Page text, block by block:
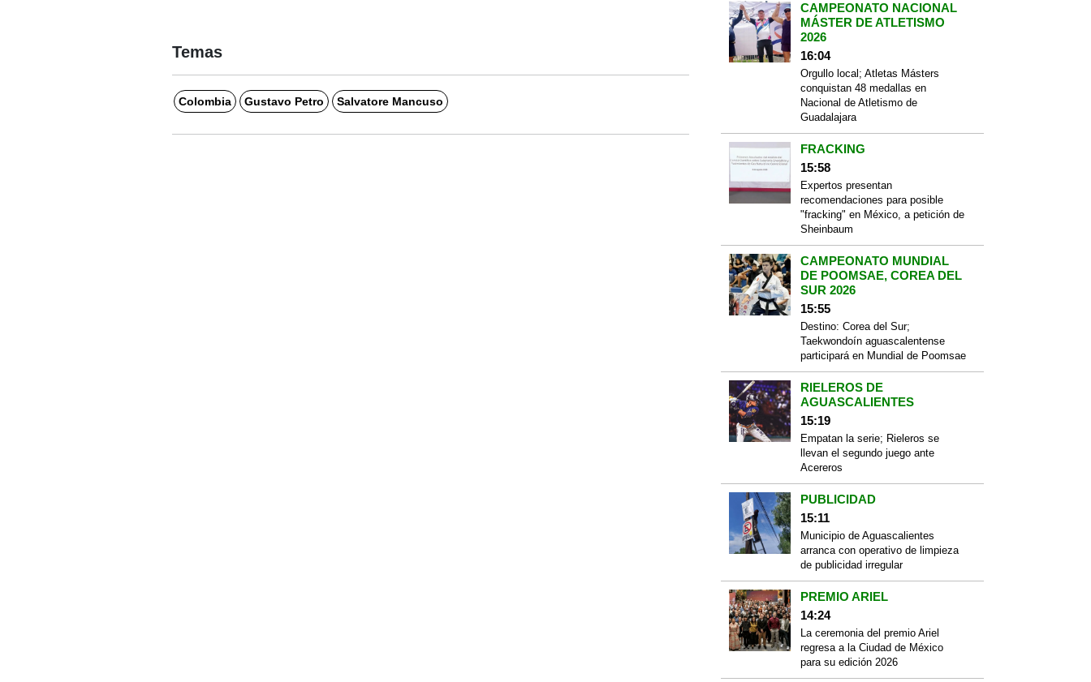
Temas
Colombia Gustavo Petro Salvatore Mancuso
CAMPEONATO NACIONAL
MÁSTER DE ATLETISMO
2026
16:04
Orgullo local; Atletas Másters
conquistan 48 medallas en
Nacional de Atletismo de
Guadalajara
FRACKING
15:58
Expertos presentan
recomendaciones para posible
"fracking" en México, a petición de
Sheinbaum
CAMPEONATO MUNDIAL
DE POOMSAE, COREA DEL
SUR 2026
15:55
Destino: Corea del Sur;
Taekwondoín aguascalentense
participará en Mundial de Poomsae
RIELEROS DE
AGUASCALIENTES
15:19
Empatan la serie; Rieleros se
llevan el segundo juego ante
Acereros
PUBLICIDAD
15:11
Municipio de Aguascalientes
arranca con operativo de limpieza
de publicidad irregular
PREMIO ARIEL
14:24
La ceremonia del premio Ariel
regresa a la Ciudad de México
para su edición 2026